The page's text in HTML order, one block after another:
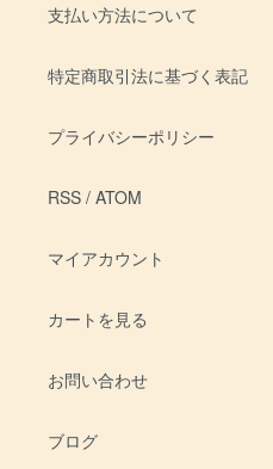
支払い方法について
特定商取引法に基づく表記
プライバシーポリシー
RSS / ATOM
マイアカウント
カートを見る
お問い合わせ
ブログ